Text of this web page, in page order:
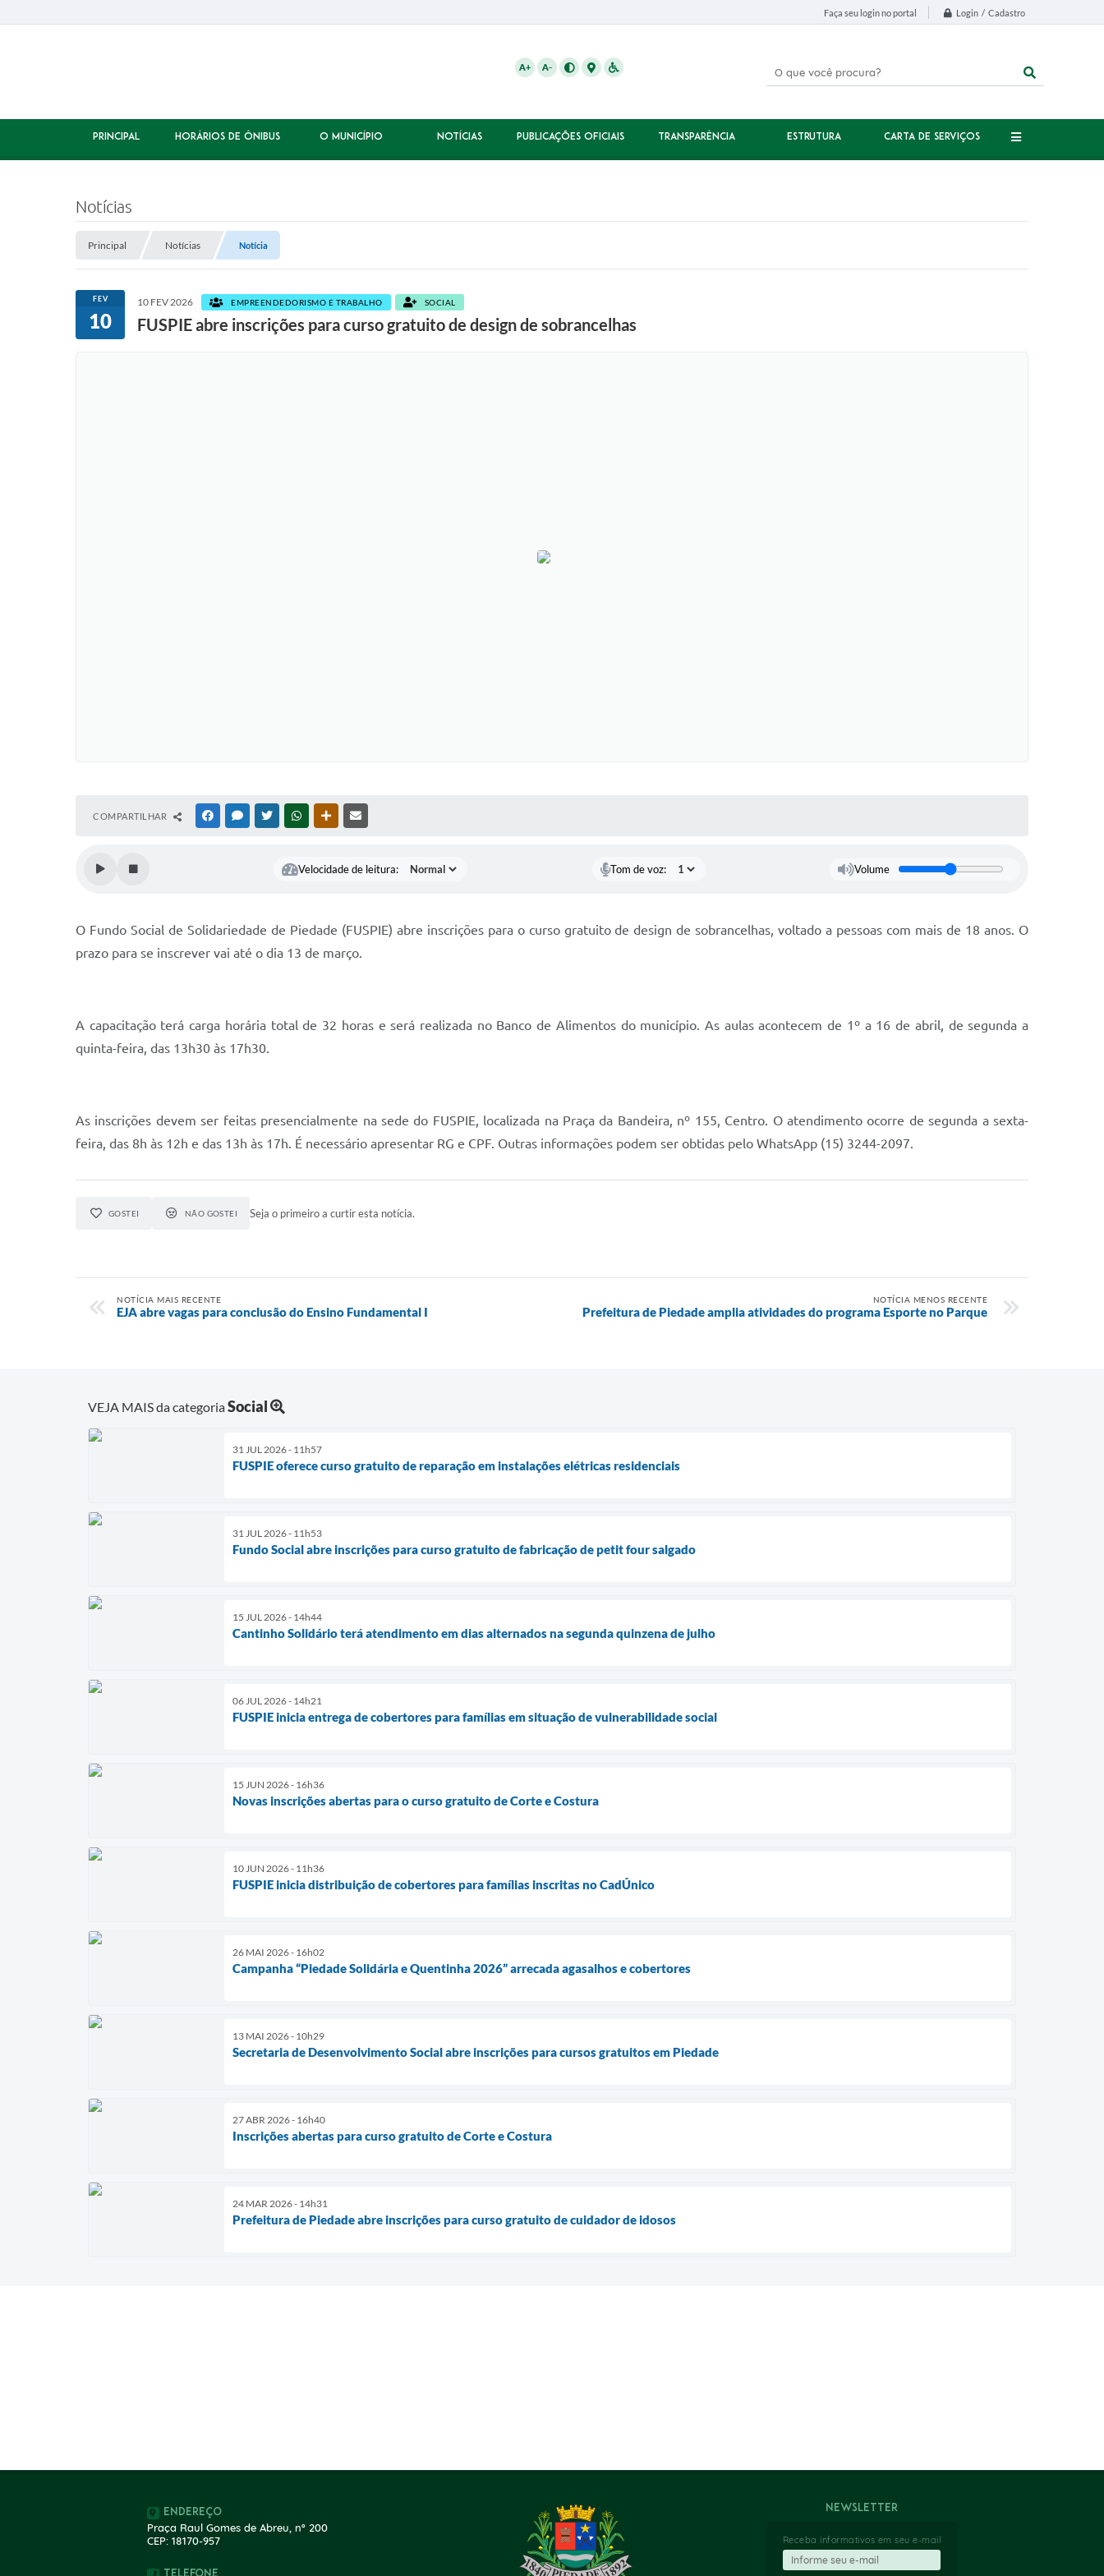
Faça seu login no portal Login / Cadastro
A+ A-
PRINCIPAL HORÁRIOS DE ÔNIBUS O MUNICÍPIO NOTÍCIAS PUBLICAÇÕES OFICIAIS TRANSPARÊNCIA ESTRUTURA CARTA DE SERVIÇOS
Notícias
Principal Notícias Notícia
FEV
10
10 FEV 2026 EMPREENDEDORISMO E TRABALHO SOCIAL
FUSPIE abre inscrições para curso gratuito de design de sobrancelhas
COMPARTILHAR FACEBOOKMESSENGER
TWITTERWHATSAPPOUTRAS MÍDIAS
Velocidade de leitura: Tom de voz: Volume
O Fundo Social de Solidariedade de Piedade (FUSPIE) abre inscrições para o curso gratuito de design de sobrancelhas, voltado a pessoas com mais de 18 anos. O
prazo para se inscrever vai até o dia 13 de março.
A capacitação terá carga horária total de 32 horas e será realizada no Banco de Alimentos do município. As aulas acontecem de 1º a 16 de abril, de segunda a
quinta-feira, das 13h30 às 17h30.
As inscrições devem ser feitas presencialmente na sede do FUSPIE, localizada na Praça da Bandeira, nº 155, Centro. O atendimento ocorre de segunda a sexta-
feira, das 8h às 12h e das 13h às 17h. É necessário apresentar RG e CPF. Outras informações podem ser obtidas pelo WhatsApp (15) 3244-2097.
GOSTEI NÃO GOSTEI Seja o primeiro a curtir esta notícia.
NOTÍCIA MAIS RECENTE
EJA abre vagas para conclusão do Ensino Fundamental I
NOTÍCIA MENOS RECENTE
Prefeitura de Piedade amplia atividades do programa Esporte no Parque
VEJA MAIS da categoriaSocial
31 JUL 2026 - 11h57
FUSPIE oferece curso gratuito de reparação em instalações elétricas residenciais
31 JUL 2026 - 11h53
Fundo Social abre inscrições para curso gratuito de fabricação de petit four salgado
15 JUL 2026 - 14h44
Cantinho Solidário terá atendimento em dias alternados na segunda quinzena de julho
06 JUL 2026 - 14h21
FUSPIE inicia entrega de cobertores para famílias em situação de vulnerabilidade social
15 JUN 2026 - 16h36
Novas inscrições abertas para o curso gratuito de Corte e Costura
10 JUN 2026 - 11h36
FUSPIE inicia distribuição de cobertores para famílias inscritas no CadÚnico
26 MAI 2026 - 16h02
Campanha “Piedade Solidária e Quentinha 2026” arrecada agasalhos e cobertores
13 MAI 2026 - 10h29
Secretaria de Desenvolvimento Social abre inscrições para cursos gratuitos em Piedade
27 ABR 2026 - 16h40
Inscrições abertas para curso gratuito de Corte e Costura
24 MAR 2026 - 14h31
Prefeitura de Piedade abre inscrições para curso gratuito de cuidador de idosos
Endereço
Praça Raul Gomes de Abreu, nº 200
CEP: 18170-957
Newsletter
Receba informativos em seu e-mail